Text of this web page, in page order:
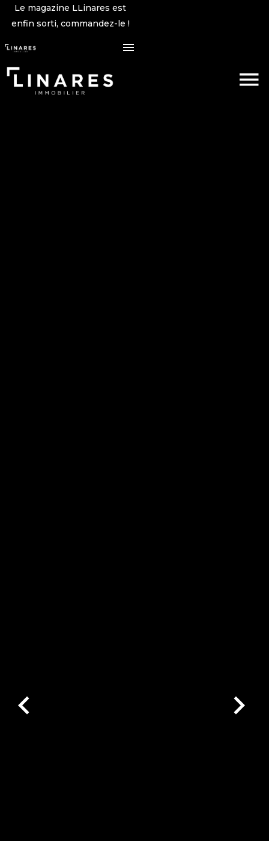
Le magazine LLinares est
enfin sorti, commandez-le !